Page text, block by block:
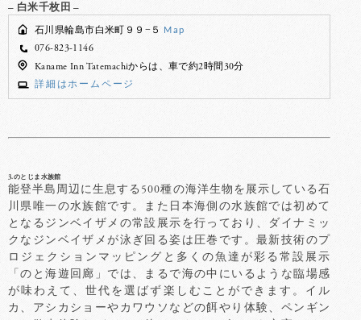
– 白米千枚田 –
石川県輪島市白米町９９−５ Map
076-823-1146
Kaname Inn Tatemachiからは、車で約2時間30分
詳細はホームページ
3.のとじま水族館
能登半島周辺に生息する500種の海洋生物を展示している石
川県唯一の水族館です。また日本海側の水族館では初めて
となるジンベイザメの常設展示を行っており、ダイナミッ
クなジンベイザメが泳ぎ回る姿は圧巻です。最新技術のプ
ロジェクションマッピングと多くの魚達が彩る常設展示
「のと海遊回廊」では、まるで海の中にいるような臨場感
が味わえて、世代を選ばず楽しむことができます。イル
カ、アシカショーやカワウソなどの餌やり体験、ペンギン